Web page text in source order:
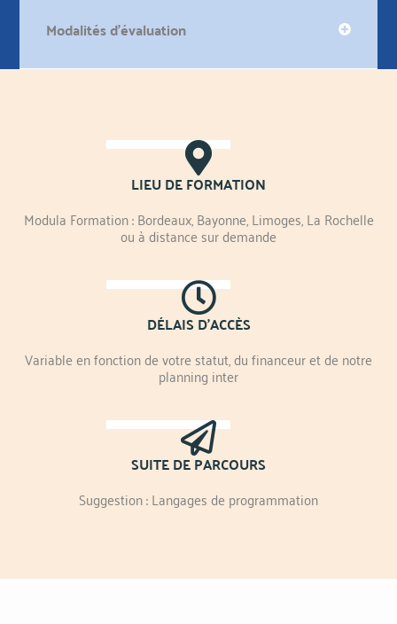
Modalités d'évaluation
LIEU DE FORMATION
Modula Formation : Bordeaux, Bayonne, Limoges, La Rochelle
ou à distance sur demande
DÉLAIS D'ACCÈS
Variable en fonction de votre statut, du financeur et de notre
planning inter
SUITE DE PARCOURS
Suggestion : Langages de programmation